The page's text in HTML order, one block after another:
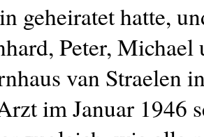
geheiratet hatte,
Peter,
van Straelen
im Januar 1946